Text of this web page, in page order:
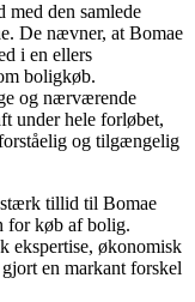
med den samlede
De nævner, at Bomae
i en ellers
boligkøb.
og nærværende
under hele forløbet,
og tilgængelig
stærk tillid til Bomae
for køb af bolig.
ekspertise, økonomisk
en markant forskel